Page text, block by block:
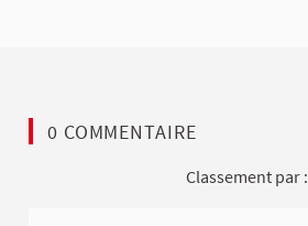
0 COMMENTAIRE
Classement par :